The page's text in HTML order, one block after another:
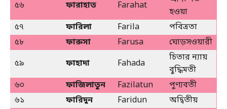
৫৬
ফারাহাত Farahat
হওয়া
৫৭
ফারিলা Farila
পবিত্রতা
৫৮
ফারুসা Farusa
ঘোড়সওয়ারী
৫৯
ফাহাদা Fahada
চিতার ন্যায়
বুদ্ধিমতী
৬০
ফাজিলাতুন Fazilatun
পুণ্যবতী
৬১
ফারিদুন Faridun
অদ্বিতীয়